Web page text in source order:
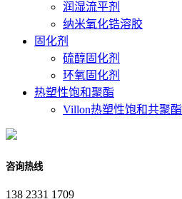
润湿流平剂
纳米氧化锆溶胶
固化剂
硫醇固化剂
环氧固化剂
热塑性饱和聚酯
Villon热塑性饱和共聚酯
咨询热线
138 2331 1709